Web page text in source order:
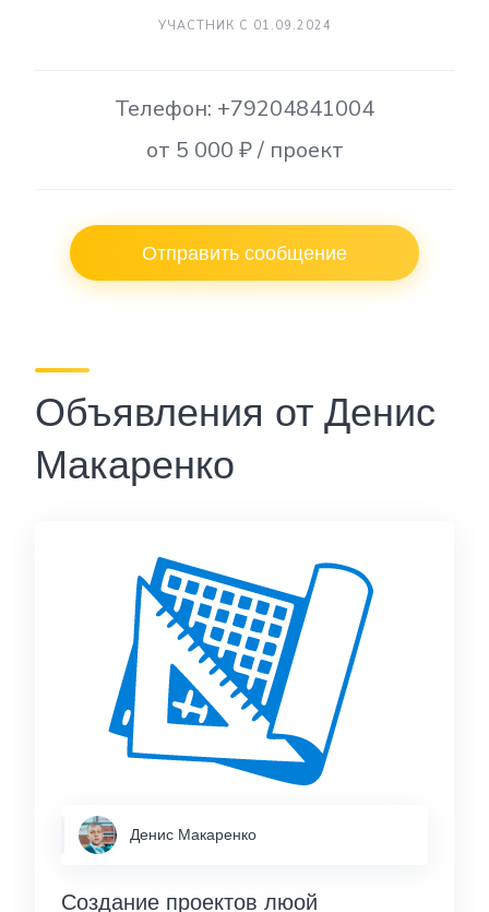
УЧАСТНИК С 01.09.2024
Телефон: +79204841004
от 5 000 ₽ / проект
Отправить сообщение
Объявления от Денис
Макаренко
Денис Макаренко
Создание проектов люой